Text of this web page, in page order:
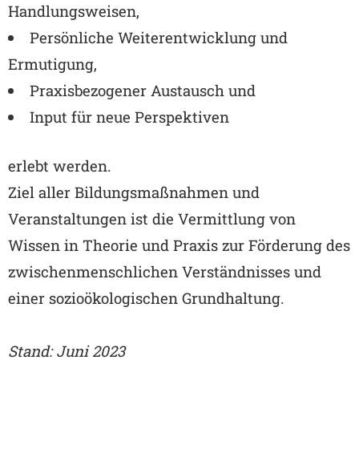
Handlungsweisen,
Persönliche Weiterentwicklung und
Ermutigung,
Praxisbezogener Austausch und
Input für neue Perspektiven
erlebt werden.
Ziel aller Bildungsmaßnahmen und
Veranstaltungen ist die Vermittlung von
Wissen in Theorie und Praxis zur Förderung des
zwischenmenschlichen Verständnisses und
einer sozioökologischen Grundhaltung.
Stand: Juni 2023